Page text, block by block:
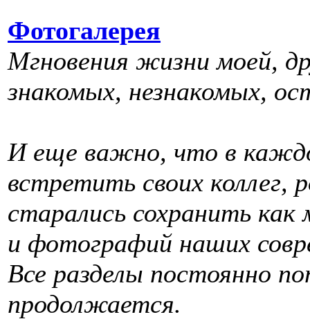
Фотогалерея
Мгновения жизни моей,
знакомых, незнакомых,
И еще важно, что в
встретить своих коллег,
старались сохранить
и фотографий наших
Все разделы постоянно
продолжается.